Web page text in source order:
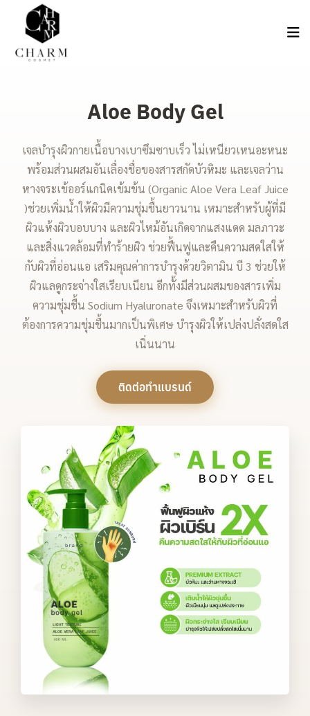
Aloe Body Gel
เจลบำรุงผิวกายเนื้อบางเบาซึมซาบเร็ว ไม่เหนียวเหนอะหนะ
พร้อมส่วนผสมอันเลื่องชื่อของสารสกัดบัวหิมะ และเจลว่าน
หางจระเข้ออร์แกนิคเข้มข้น (Organic Aloe Vera Leaf Juice
)ช่วยเพิ่มน้ำให้ผิวมีความชุ่มชื้นยาวนาน เหมาะสำหรับผู้ที่มี
ผิวแห้งผิวบอบบาง และผิวไหม้อันเกิดจากแสงแดด มลภาวะ
และสิ่งแวดล้อมที่ทำร้ายผิว ช่วยฟื้นฟูและคืนความสดใสให้
กับผิวที่อ่อนแอ เสริมคุณค่าการบำรุงด้วยวิตามิน บี 3 ช่วยให้
ผิวแลดูกระจ่างใสเรียบเนียน อีกทั้งมีส่วนผสมของสารเพิ่ม
ความชุ่มชื้น Sodium Hyaluronate จึงเหมาะสำหรับผิวที่
ต้องการความชุ่มชื้นมากเป็นพิเศษ บำรุงผิวให้เปล่งปลั่งสดใส
เนิ่นนาน
ติดต่อทำแบรนด์